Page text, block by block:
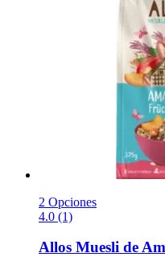
2 Opciones
4.0 (1)
Allos Muesli de